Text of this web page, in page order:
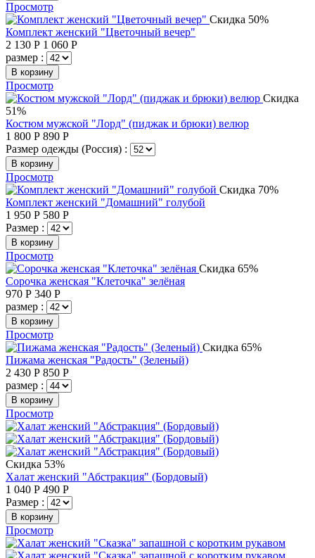
Просмотр
Скидка 50%
Комплект женский "Цветочный вечер"
2 130 Р 1 060 Р
размер :
В корзину
Просмотр
Скидка
51%
Костюм мужской "Лорд" (пиджак и брюки) велюр
1 800 Р 890 Р
Размер одежды (Россия) :
В корзину
Просмотр
Скидка 70%
Комплект женский "Домашний" голубой
1 950 Р 580 Р
Размер :
В корзину
Просмотр
Скидка 65%
Сорочка женская "Клеточка" зелёная
970 Р 340 Р
размер :
В корзину
Просмотр
Скидка 65%
Пижама женская "Радость" (Зеленый)
2 430 Р 850 Р
размер :
В корзину
Просмотр
Скидка 53%
Халат женский "Абстракция" (Бордовый)
1 040 Р 490 Р
Размер :
В корзину
Просмотр